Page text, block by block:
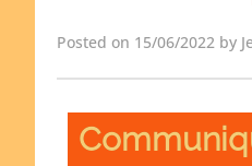
Posted on 15/06/2022 by